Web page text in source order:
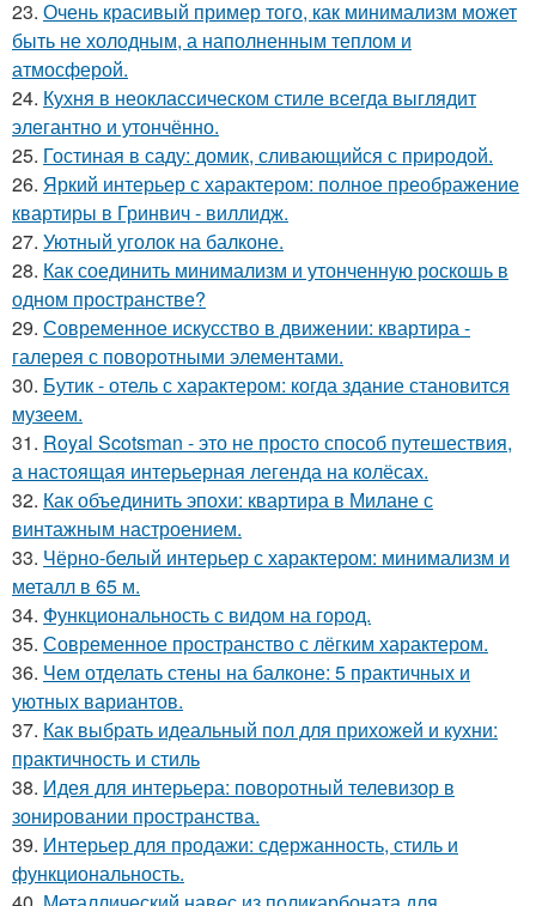
23. Очень красивый пример того, как минимализм может
быть не холодным, а наполненным теплом и
атмосферой.
24. Кухня в неоклассическом стиле всегда выглядит
элегантно и утончённо.
25. Гостиная в саду: домик, сливающийся с природой.
26. Яркий интерьер с характером: полное преображение
квартиры в Гринвич - виллидж.
27. Уютный уголок на балконе.
28. Как соединить минимализм и утонченную роскошь в
одном пространстве?
29. Современное искусство в движении: квартира -
галерея с поворотными элементами.
30. Бутик - отель с характером: когда здание становится
музеем.
31. Royal Scotsman - это не просто способ путешествия,
а настоящая интерьерная легенда на колёсах.
32. Как объединить эпохи: квартира в Милане с
винтажным настроением.
33. Чёрно-белый интерьер с характером: минимализм и
металл в 65 м.
34. Функциональность с видом на город.
35. Современное пространство с лёгким характером.
36. Чем отделать стены на балконе: 5 практичных и
уютных вариантов.
37. Как выбрать идеальный пол для прихожей и кухни:
практичность и стиль
38. Идея для интерьера: поворотный телевизор в
зонировании пространства.
39. Интерьер для продажи: сдержанность, стиль и
функциональность.